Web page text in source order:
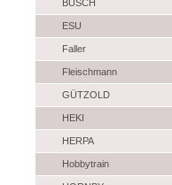
BUSCH
ESU
Faller
Fleischmann
GÜTZOLD
HEKI
HERPA
Hobbytrain